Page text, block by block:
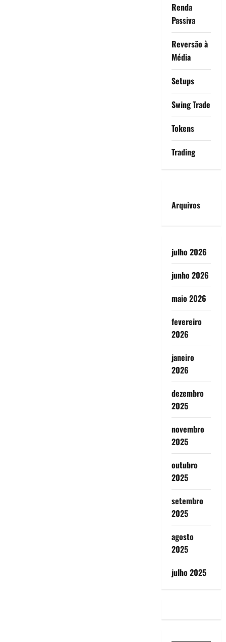
Renda
Passiva
Reversão à
Média
Setups
Swing Trade
Tokens
Trading
Arquivos
julho 2026
junho 2026
maio 2026
fevereiro
2026
janeiro
2026
dezembro
2025
novembro
2025
outubro
2025
setembro
2025
agosto
2025
julho 2025